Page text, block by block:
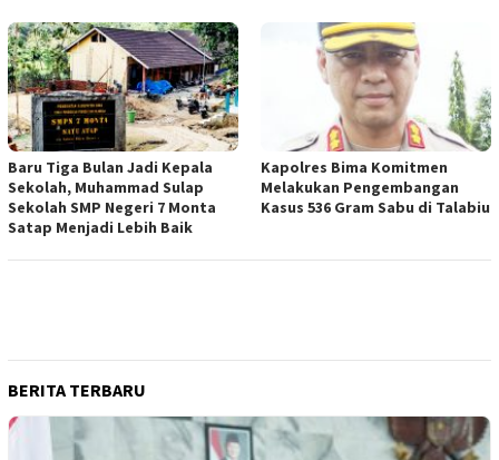
Baru Tiga Bulan Jadi Kepala
Sekolah, Muhammad Sulap
Sekolah SMP Negeri 7 Monta
Satap Menjadi Lebih Baik
Kapolres Bima Komitmen
Melakukan Pengembangan
Kasus 536 Gram Sabu di Talabiu
BERITA TERBARU